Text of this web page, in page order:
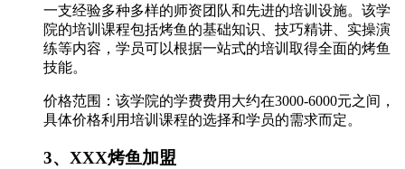
一支经验多种多样的师资团队和先进的培训设施。该学
院的培训课程包括烤鱼的基础知识、技巧精讲、实操演
练等内容，学员可以根据一站式的培训取得全面的烤鱼
技能。
价格范围：该学院的学费费用大约在3000-6000元之间，
具体价格利用培训课程的选择和学员的需求而定。
3、XXX烤鱼加盟